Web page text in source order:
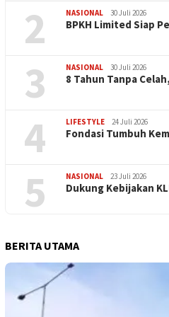
2
NASIONAL 30 Juli 2026
BPKH Limited Siap
3 NASIONAL 30 Juli 2026
​8 Tahun Tanpa
4 LIFESTYLE 24 Juli 2026
Fondasi Tumbuh
5 NASIONAL 23 Juli 2026
Dukung Kebijakan
BERITA UTAMA